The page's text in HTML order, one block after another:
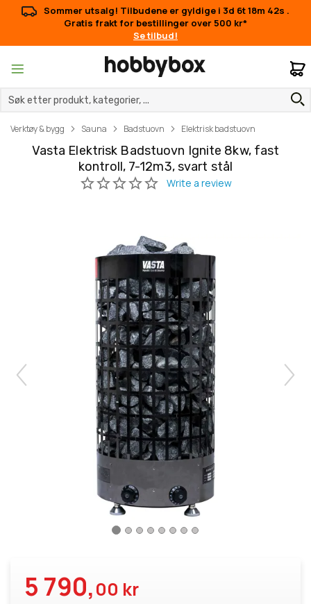
Sommer utsalg! Tilbudene er gyldige i 3d 6t 18m 42s .
Gratis frakt for bestillinger over 500 kr*
Se tilbud!
Verktøy & bygg Sauna Badstuovn Elektrisk badstuovn
Vasta Elektrisk Badstuovn Ignite 8kw, fast
kontroll, 7-12m3, svart stål
5 790,00 kr